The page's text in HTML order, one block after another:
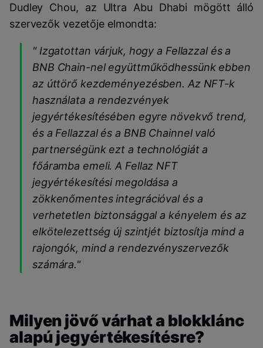
Dudley Chou, az Ultra Abu Dhabi mögött álló
szervezők vezetője elmondta:
" Izgatottan várjuk, hogy a Fellazzal és a
BNB Chain-nel együttműködhessünk ebben
az úttörő kezdeményezésben. Az NFT-k
használata a rendezvények
jegyértékesítésében egyre növekvő trend,
és a Fellazzal és a BNB Chainnel való
partnerségünk ezt a technológiát a
főáramba emeli. A Fellaz NFT
jegyértékesítési megoldása a
zökkenőmentes integrációval és a
verhetetlen biztonsággal a kényelem és az
elkötelezettség új szintjét biztosítja mind a
rajongók, mind a rendezvényszervezők
számára."
Milyen jövő várhat a blokklánc
alapú jegyértékesítésre?